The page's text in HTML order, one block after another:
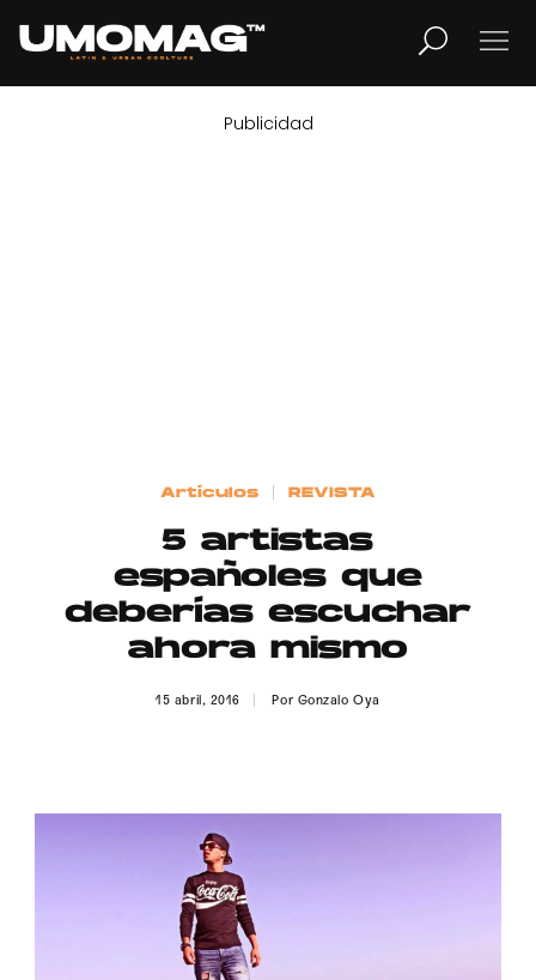
LIFESTYLE
Publicidad
Contacto
Aviso Legal
Publicidad
Artículos REVISTA
5 artistas
españoles que
deberías escuchar
ahora mismo
15 abril, 2016 Por Gonzalo Oya